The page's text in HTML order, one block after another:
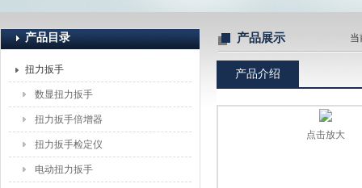
产品目录
扭力扳手
数显扭力扳手
扭力扳手倍增器
扭力扳手检定仪
电动扭力扳手
产品展示 当
产品介绍
点击放大